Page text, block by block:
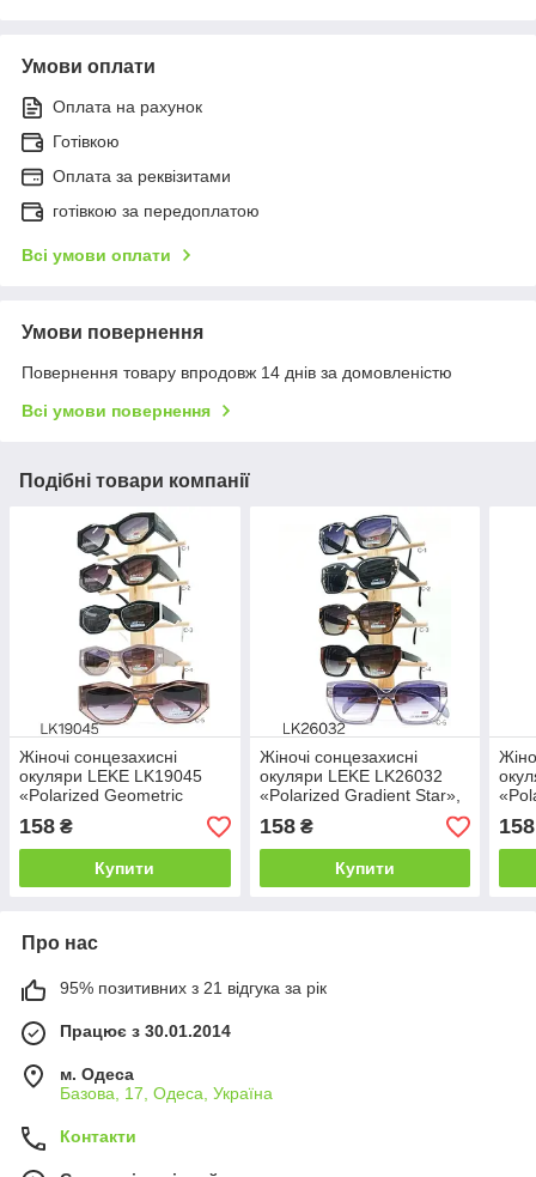
Умови оплати
Оплата на рахунок
Готівкою
Оплата за реквізитами
готівкою за передоплатою
Всі умови оплати
Умови повернення
Повернення товару впродовж 14 днів за домовленістю
Всі умови повернення
Подібні товари компанії
Жіночі сонцезахисні
окуляри LEKE LK19045
«Polarized Geometric
Hexagon», поляризаційні
лінзи, футуристична
оправа
158 ₴
Купити
Жіночі сонцезахисні
окуляри LEKE LK26032
«Polarized Gradient Star»,
поляризаційні лінзи,
безоправна модель,
стрази на дужках
158₴
Купити
158
Про нас
95% позитивних з 21 відгука за рік
Працює з 30.01.2014
м. Одеса
Базова, 17, Одеса, Україна
Контакти